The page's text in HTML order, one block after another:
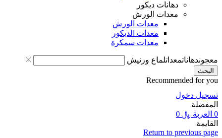
دهانات ديكور
معدات الورش
معدات الورش
معدات الديكور
معدات سمكرة
معداتلماع ورنيش
﷼0
Return to